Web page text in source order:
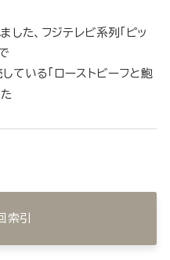
た、フジテレビ系列「ピッ
している｢ローストビーフと鮑
索引